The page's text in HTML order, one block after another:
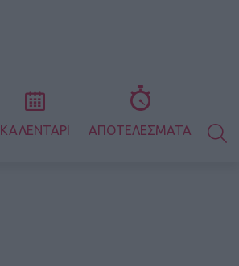
ΚΑΛΕΝΤΑΡΙ ΑΠΟΤΕΛΕΣΜΑΤΑ